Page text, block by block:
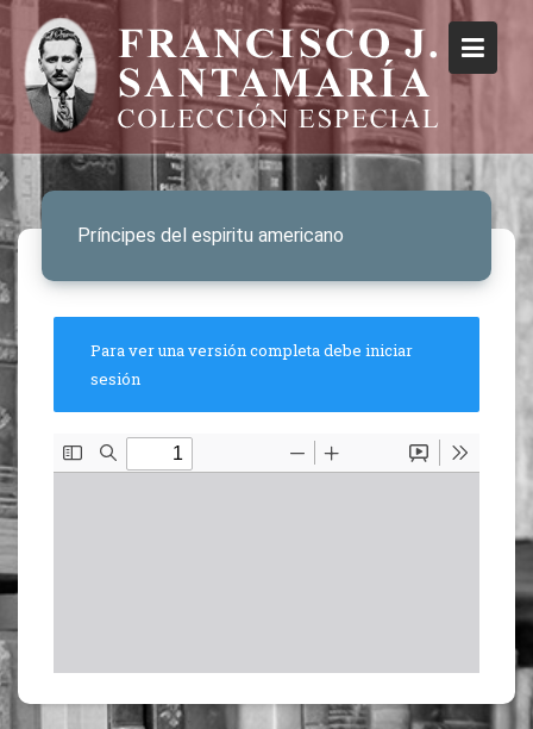
Príncipes del espiritu americano
Para ver una versión completa debe iniciar
sesión